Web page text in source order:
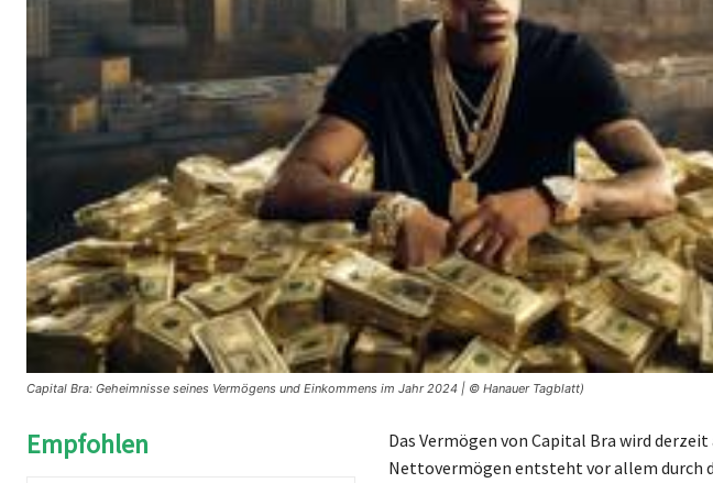
Capital Bra: Geheimnisse seines Vermögens und Einkommens im Jahr 2024 | © Hanauer Tagblatt)
Empfohlen
Das Vermögen von Capital Bra wird
Nettovermögen entsteht vor allem durch